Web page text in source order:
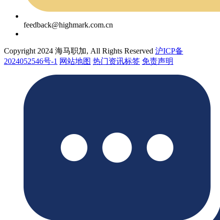
feedback@highmark.com.cn
Copyright 2024 海马职加, All Rights Reserved 沪ICP备
2024052546号-1 网站地图 热门资讯标签 免责声明